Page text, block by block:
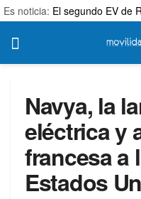
Es noticia: El segundo EV de
Navya, la
eléctrica y
francesa a
Estados